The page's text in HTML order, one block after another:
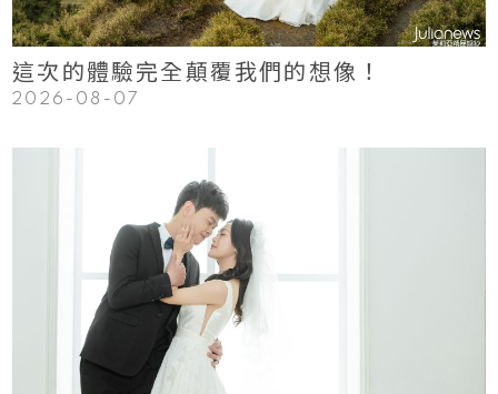
這次的體驗完全顛覆我們的想像！
2026-08-07
123
Read More